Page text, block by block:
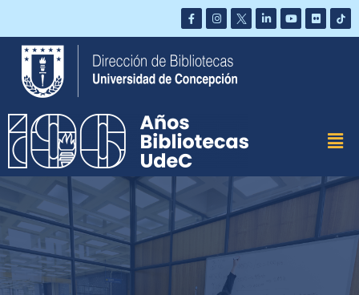
Saltar
contenido